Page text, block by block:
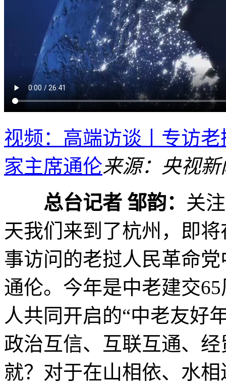
视频：高端访谈丨专访
家主席通伦来源：央视
总台记者 邹韵： 关
天我们来到了杭州，即
事访问的老挝人民革命
通伦。今年是中老建交
人共同开启的“中老友好
政治互信、互联互通、
就？对于在山相依、水